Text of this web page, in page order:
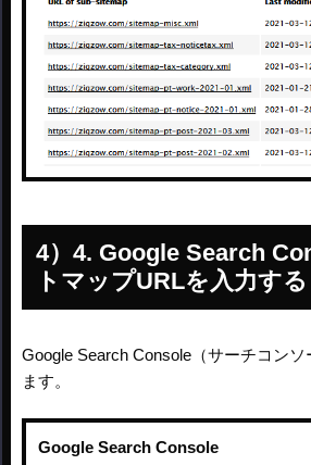
4. Google Search
トマップURLを入力する
Google Search Console（サーチコン
ます。
Google Search Console